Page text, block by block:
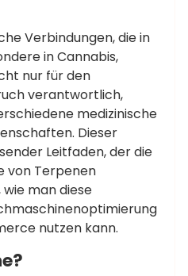
Verbindungen, die in
in Cannabis,
nur für den
verantwortlich,
medizinische
Dieser
Leitfaden, der die
von Terpenen
man diese
nutzen kann.